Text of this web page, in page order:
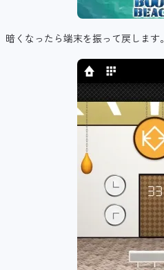
暗くなったら端末を振って戻します。